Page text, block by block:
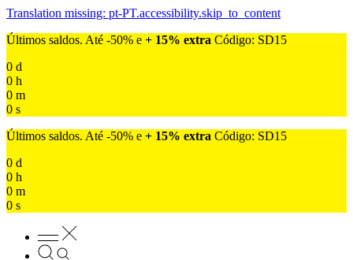
Translation missing: pt-PT.accessibility.skip_to_content
Últimos saldos. Até -50% e + 15% extra Código: SD15
0 d
0 h
0 m
0 s
Últimos saldos. Até -50% e + 15% extra Código: SD15
0 d
0 h
0 m
0 s